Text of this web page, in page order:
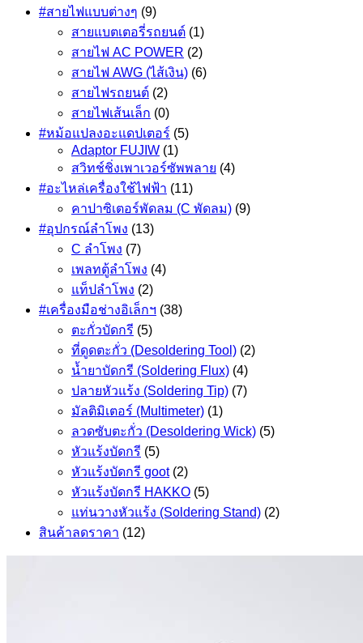
#สายไฟแบบต่างๆ (9)
สายแบตเตอรี่รถยนต์ (1)
สายไฟ AC POWER (2)
สายไฟ AWG (ไส้เงิน) (6)
สายไฟรถยนต์ (2)
สายไฟเส้นเล็ก (0)
#หม้อแปลงอะแดปเตอร์ (5)
Adaptor FUJIW (1)
สวิทช์ชิ่งเพาเวอร์ซัพพลาย (4)
#อะไหล่เครื่องใช้ไฟฟ้า (11)
คาปาซิเตอร์พัดลม (C พัดลม) (9)
#อุปกรณ์ลำโพง (13)
C ลำโพง (7)
เพลทตู้ลำโพง (4)
แท็ปลำโพง (2)
#เครื่องมือช่างอิเล็กฯ (38)
ตะกั่วบัดกรี (5)
ที่ดูดตะกั่ว (Desoldering Tool) (2)
น้ำยาบัดกรี (Soldering Flux) (4)
ปลายหัวแร้ง (Soldering Tip) (7)
มัลติมิเตอร์ (Multimeter) (1)
ลวดซับตะกั่ว (Desoldering Wick) (5)
หัวแร้งบัดกรี (5)
หัวแร้งบัดกรี goot (2)
หัวแร้งบัดกรี HAKKO (5)
แท่นวางหัวแร้ง (Soldering Stand) (2)
สินค้าลดราคา (12)